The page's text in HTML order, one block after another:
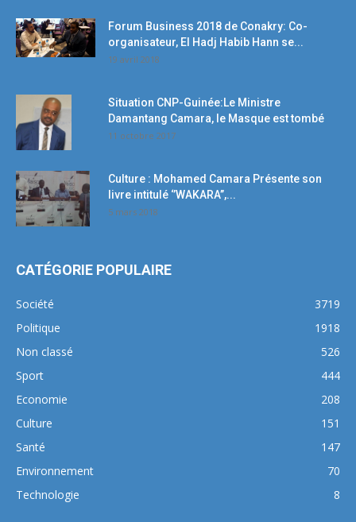
Forum Business 2018 de Conakry: Co-
organisateur, El Hadj Habib Hann se...
19 avril 2018
Situation CNP-Guinée:Le Ministre
Damantang Camara, le Masque est tombé
11 octobre 2017
Culture : Mohamed Camara Présente son
livre intitulé ‘’WAKARA’’,...
5 mars 2018
CATÉGORIE POPULAIRE
Société
3719
Politique
1918
Non classé
526
Sport
444
Economie
208
Culture
151
Santé
147
Environnement
70
Technologie
8